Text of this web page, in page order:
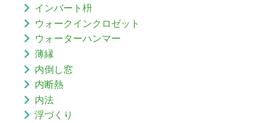
インバート枡
ウォークインクロゼット
ウォーターハンマー
薄縁
内倒し窓
内断熱
内法
浮づくり